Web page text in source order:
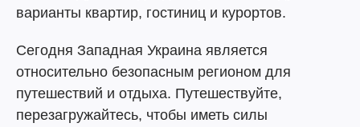
варианты квартир, гостиниц и курортов.
Сегодня Западная Украина является
относительно безопасным регионом для
путешествий и отдыха. Путешествуйте,
перезагружайтесь, чтобы иметь силы